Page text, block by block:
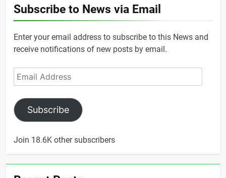
Subscribe to News via Email
Enter your email address to subscribe to this News and
receive notifications of new posts by email.
Email
Address
Subscribe
Join 18.6K other subscribers